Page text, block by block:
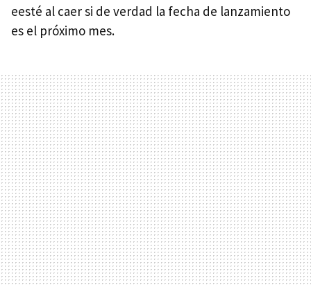
eesté al caer si de verdad la fecha de lanzamiento
es el próximo mes.